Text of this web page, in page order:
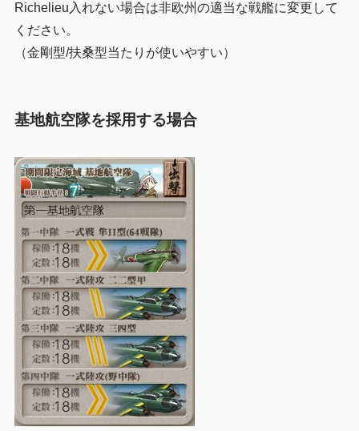
Richelieu入れない場合は非欧州の適当な戦艦に変更して
ください。
（金剛型/扶桑型当たりが使いやすい）
基地航空隊を採用する場合